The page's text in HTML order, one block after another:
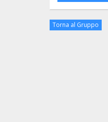
Torna al Gruppo